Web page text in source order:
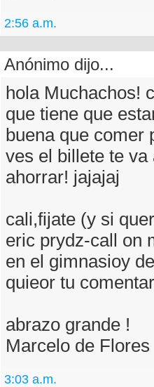
2:56 a.m.
Anónimo dijo...
hola Muchachos!
que tiene que
buena que comer
ves el billete te va
ahorrar! jajajaj
cali,fijate (y si
eric prydz-call on
en el gimnasioy
quieor tu
abrazo grande !
Marcelo de Flores
3:03 a.m.